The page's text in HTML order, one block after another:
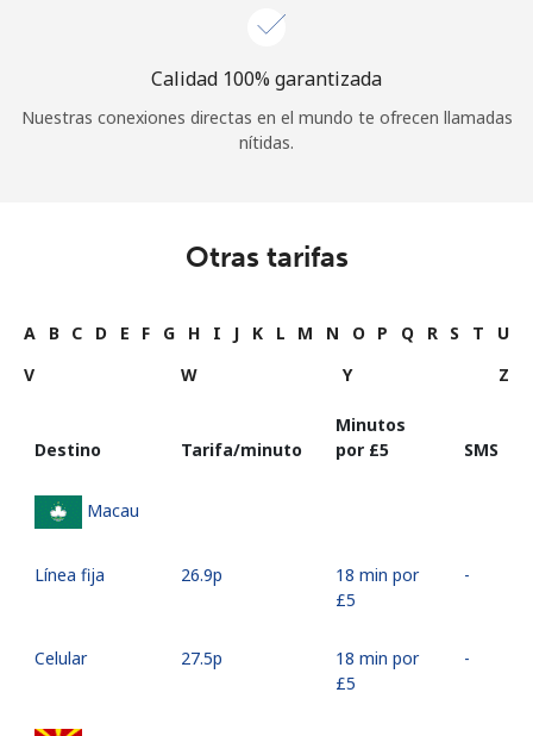
Calidad 100% garantizada
Nuestras conexiones directas en el mundo te ofrecen llamadas
nítidas.
Otras tarifas
A B C D E F G H I J K L M N O P Q R S T
U
V
W Y Z
Destino Tarifa/minuto
Minutos
por ⁦£5⁩
SMS
Macau
Línea fija ⁦26.9p⁩
18 min por
⁦£5⁩
-
Celular ⁦27.5p⁩
18 min por
⁦£5⁩
-